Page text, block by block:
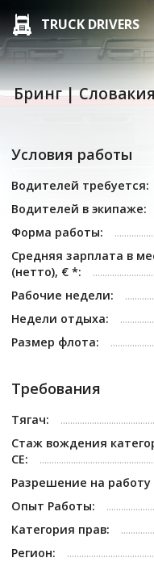
TRUCK DRIVERS
Бринг | Словакия
Условия работы
Водителей требуется:
Водителей в экипаже:
Форма работы:
Средняя зарплата в
(нетто), € *:
Рабочие недели:
Недели отдыха:
Размер флота:
Требования
Тягач:
Стаж вождения
СЕ:
Разрешение на работу
Опыт Работы:
Категория прав:
Регион: